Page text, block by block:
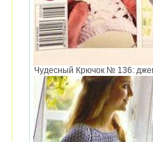
Чудесный Крючок № 136: